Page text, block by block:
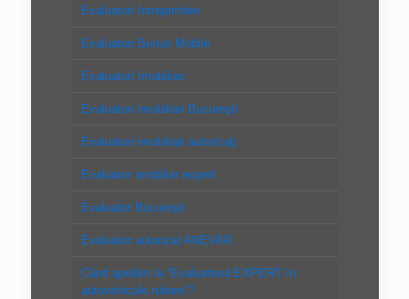
Evaluatori Intreprinderi
Evaluatori Bunuri Mobile
Evaluatori Imobiliari
Evaluatori imobiliari Bucureşti
Evaluatori imobiliari autorizaţi
Evaluator imobiliar expert
Evaluator Bucureşti
Evaluator autorizat ANEVAR
Când apelăm la “Evaluatorul EXPERT în
autovehicule rutiere”?